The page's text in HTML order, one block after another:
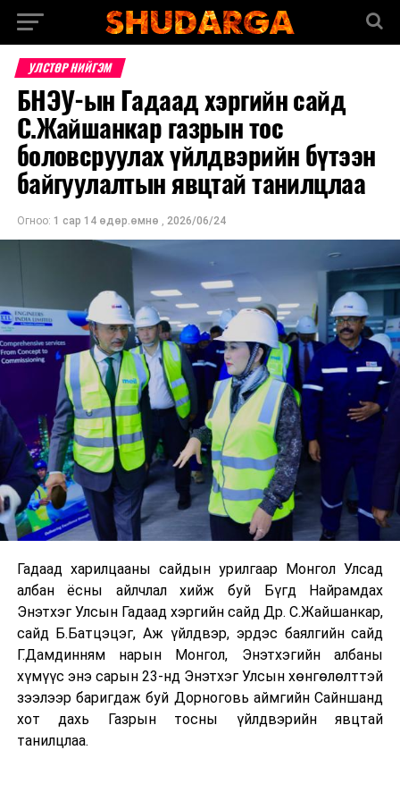
УЛСТӨР НИЙГЭМ
БНЭУ-ын Гадаад хэргийн сайд
С.Жайшанкар газрын тос
боловсруулах үйлдвэрийн бүтээн
байгуулалтын явцтай танилцлаа
Огноо: 1 сар 14 өдөр.өмнө , 2026/06/24
Гадаад харилцааны сайдын урилгаар Монгол Улсад
албан ёсны айлчлал хийж буй Бүгд Найрамдах
Энэтхэг Улсын Гадаад хэргийн сайд Др. С.Жайшанкар,
сайд Б.Батцэцэг, Аж үйлдвэр, эрдэс баялгийн сайд
Г.Дамдинням нарын Монгол, Энэтхэгийн албаны
хүмүүс энэ сарын 23-нд Энэтхэг Улсын хөнгөлөлттэй
зээлээр баригдаж буй Дорноговь аймгийн Сайншанд
хот дахь Газрын тосны үйлдвэрийн явцтай
танилцлаа.